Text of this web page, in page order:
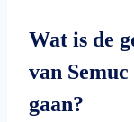
Wat is de
van
gaan?